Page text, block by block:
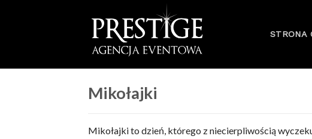
STRONA
Mikołajki
Mikołajki to dzień, którego z niecierpliwością